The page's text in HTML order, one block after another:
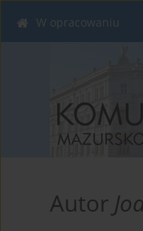
W opracowaniu
Autor